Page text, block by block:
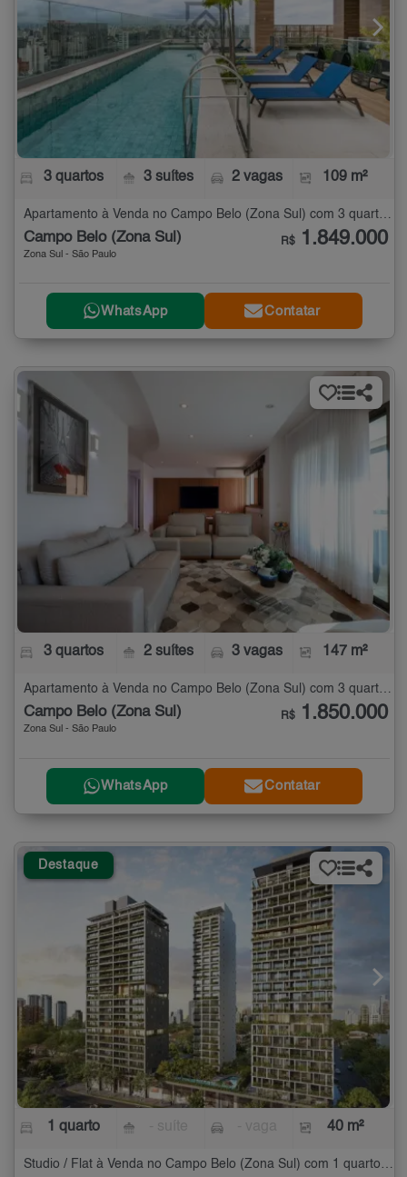
3 quartos 3 suítes 2 vagas 109 m²
Apartamento à Venda no Campo Belo (Zona Sul) com 3 quartos - 109 m²
Campo Belo (Zona Sul)
Zona Sul - São Paulo
R$ 1.849.000
WhatsApp Contatar
3 quartos 2 suítes 3 vagas 147 m²
Apartamento à Venda no Campo Belo (Zona Sul) com 3 quartos - 147 m²
Campo Belo (Zona Sul)
Zona Sul - São Paulo
R$ 1.850.000
WhatsApp Contatar
Destaque
1 quarto 40 m²